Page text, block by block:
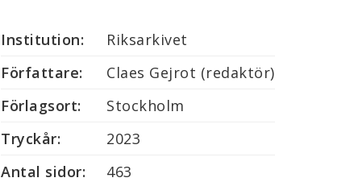
Institution:
Riksarkivet
Författare:
Claes Gejrot (redaktör)
Förlagsort:
Stockholm
Tryckår:
2023
Antal sidor:
463